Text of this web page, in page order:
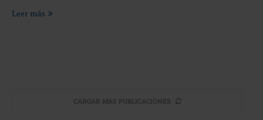
Leer más
CARGAR MÁS PUBLICACIONES